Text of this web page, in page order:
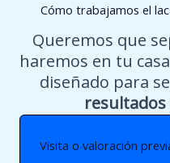
Cómo trabajamos el
Queremos que
haremos en tu
diseñado para
Visita o valoración